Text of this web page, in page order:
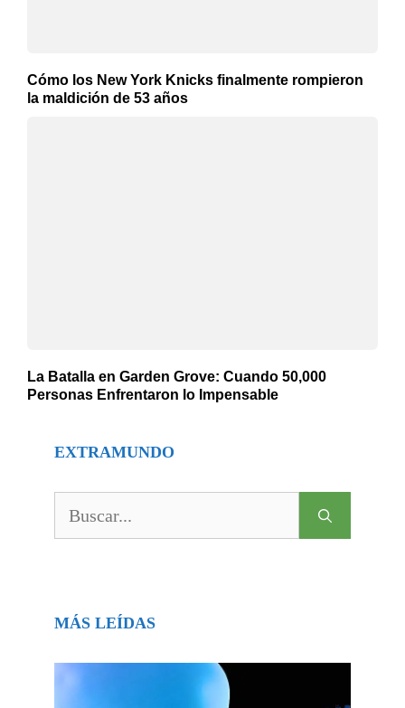
Cómo los New York Knicks finalmente rompieron
la maldición de 53 años
La Batalla en Garden Grove: Cuando 50,000
Personas Enfrentaron lo Impensable
EXTRAMUNDO
MÁS LEÍDAS